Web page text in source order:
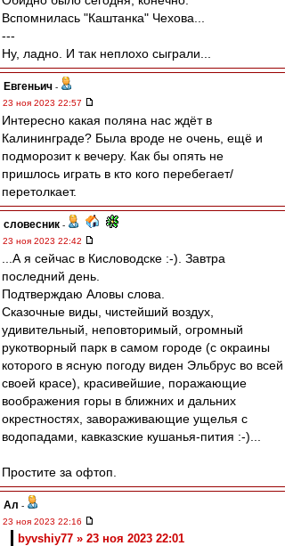
Вспомнилась "Каштанка" Чехова...
---
Ну, ладно. И так неплохо сыграли...
Евгеньич -
23 ноя 2023 22:57
Интересно какая поляна нас ждёт в
Калининграде? Была вроде не очень, ещё и
подморозит к вечеру. Как бы опять не
пришлось играть в кто кого перебегает/
перетолкает.
словесник -
23 ноя 2023 22:42
...А я сейчас в Кисловодске :-). Завтра
последний день.
Подтверждаю Аловы слова.
Сказочные виды, чистейший воздух,
удивительный, неповторимый, огромный
рукотворный парк в самом городе (с окраины
которого в ясную погоду виден Эльбрус во всей
своей красе), красивейшие, поражающие
воображения горы в ближних и дальних
окрестностях, завораживающие ущелья с
водопадами, кавказские кушанья-пития :-)...
Простите за офтоп.
Ал -
23 ноя 2023 22:16
byvshiy77 » 23 ноя 2023 22:01